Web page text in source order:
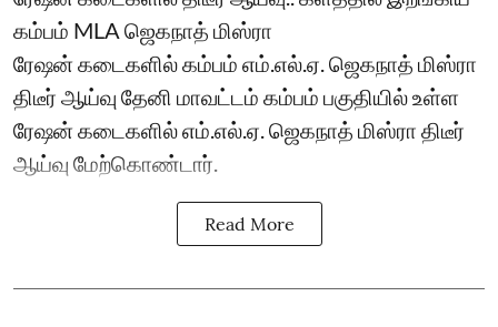
கம்பம் MLA ஜெகநாத் மிஸ்ரா
ரேஷன் கடைகளில் கம்பம் எம்.எல்.ஏ. ஜெகநாத் மிஸ்ரா
திடீர் ஆய்வு தேனி மாவட்டம் கம்பம் பகுதியில் உள்ள
ரேஷன் கடைகளில் எம்.எல்.ஏ. ஜெகநாத் மிஸ்ரா திடீர்
ஆய்வு மேற்கொண்டார்.
Read More